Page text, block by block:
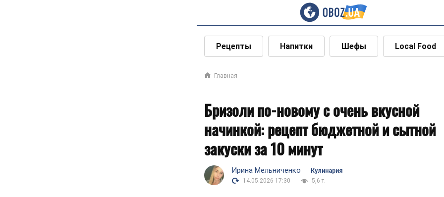
Рецепты Напитки Шефы Local Food
Главная
Бризоли по-новому с очень вкусной
начинкой: рецепт бюджетной и сытной
закуски за 10 минут
Ирина Мельниченко
Кулинария
14.05.2026 17:30
5,6 т.